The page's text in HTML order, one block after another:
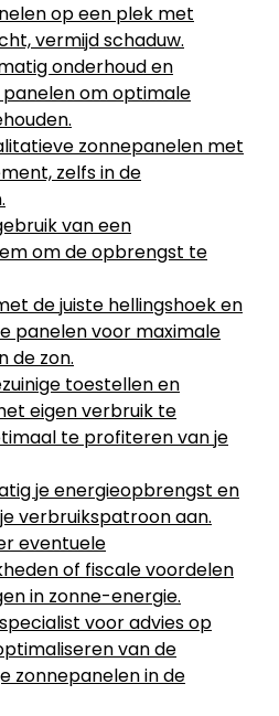
op een plek met
vermijd schaduw.
onderhoud en
panelen om optimale
zonnepanelen met
zelfs in de
van een
om de opbrengst te
de juiste hellingshoek en
panelen voor maximale
de zon.
toestellen en
eigen verbruik te
te profiteren van je
je energieopbrengst en
verbruikspatroon aan.
eventuele
of fiscale voordelen
in zonne-energie.
voor advies op
van de
zonnepanelen in de